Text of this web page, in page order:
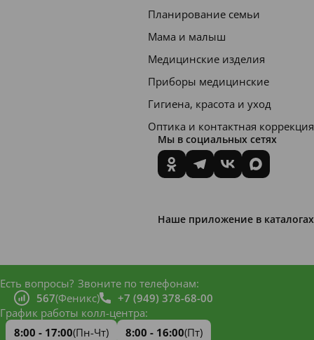
Планирование семьи
Мама и малыш
Медицинские изделия
Приборы медицинские
Гигиена, красота и уход
Оптика и контактная коррекция
Мы в социальных сетях
Наше приложение в каталогах
Есть вопросы? Звоните по телефонам:
567(Феникс)
+7 (949) 378-68-00
График работы колл-центра:
8:00 - 17:00(Пн-Чт) 8:00 - 16:00(Пт)